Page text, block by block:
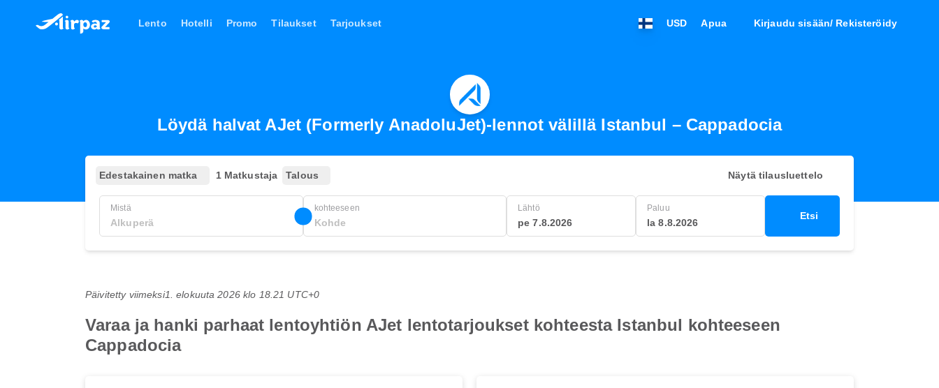
Lento Hotelli Promo Tilaukset Tarjoukset USD Apua Kirjaudu sisään/ Rekisteröidy
Löydä halvat AJet (Formerly AnadoluJet)-lennot välillä Istanbul – Cappadocia
Edestakainen matka 1 Matkustaja Talous Näytä tilausluettelo
Mistä kohteeseen Lähtö
pe 7.8.2026
Paluu
la 8.8.2026
Etsi
Päivitetty viimeksi1. elokuuta 2026 klo 18.21 UTC+0
Varaa ja hanki parhaat lentoyhtiön AJet lentotarjoukset kohteesta Istanbul kohteeseen
Cappadocia